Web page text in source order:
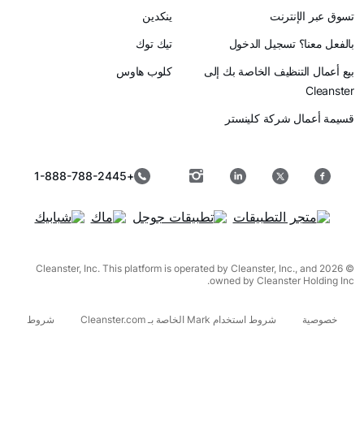
الدخول
الخاصة بك إلى
كلينستر
تيك توك
كلوب هاوس
+1-888-788-2445
© 2026 Cleanster, Inc. This platform is operated by Cleanster,
owned by
شروط استخدام Mark الخاصة بـ Cleanster.com شروط